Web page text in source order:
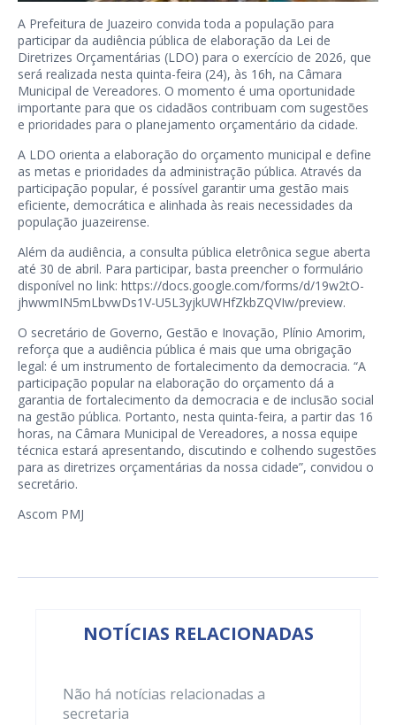
A Prefeitura de Juazeiro convida toda a população para
participar da audiência pública de elaboração da Lei de
Diretrizes Orçamentárias (LDO) para o exercício de 2026, que
será realizada nesta quinta-feira (24), às 16h, na Câmara
Municipal de Vereadores. O momento é uma oportunidade
importante para que os cidadãos contribuam com sugestões
e prioridades para o planejamento orçamentário da cidade.
A LDO orienta a elaboração do orçamento municipal e define
as metas e prioridades da administração pública. Através da
participação popular, é possível garantir uma gestão mais
eficiente, democrática e alinhada às reais necessidades da
população juazeirense.
Além da audiência, a consulta pública eletrônica segue aberta
até 30 de abril. Para participar, basta preencher o formulário
disponível no link: https://docs.google.com/forms/d/19w2tO-
jhwwmIN5mLbvwDs1V-U5L3yjkUWHfZkbZQVIw/preview.
O secretário de Governo, Gestão e Inovação, Plínio Amorim,
reforça que a audiência pública é mais que uma obrigação
legal: é um instrumento de fortalecimento da democracia. “A
participação popular na elaboração do orçamento dá a
garantia de fortalecimento da democracia e de inclusão social
na gestão pública. Portanto, nesta quinta-feira, a partir das 16
horas, na Câmara Municipal de Vereadores, a nossa equipe
técnica estará apresentando, discutindo e colhendo sugestões
para as diretrizes orçamentárias da nossa cidade”, convidou o
secretário.
Ascom PMJ
NOTÍCIAS RELACIONADAS
Não há notícias relacionadas a
secretaria